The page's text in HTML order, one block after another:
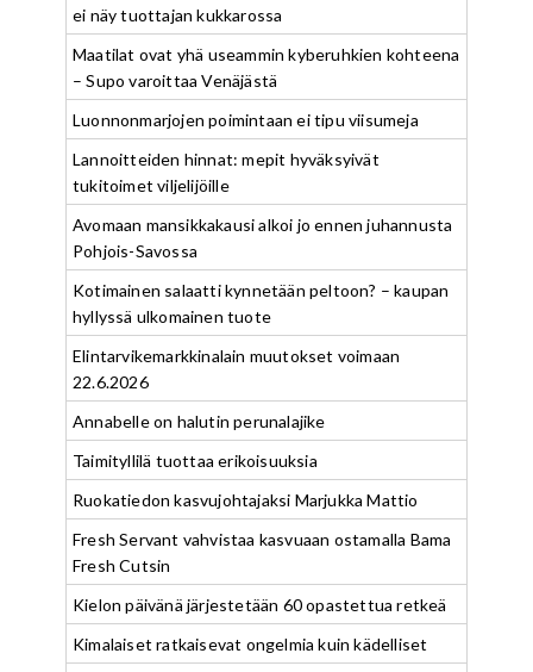
ei näy tuottajan kukkarossa
Maatilat ovat yhä useammin kyberuhkien kohteena
– Supo varoittaa Venäjästä
Luonnonmarjojen poimintaan ei tipu viisumeja
Lannoitteiden hinnat: mepit hyväksyivät
tukitoimet viljelijöille
Avomaan mansikkakausi alkoi jo ennen juhannusta
Pohjois-Savossa
Kotimainen salaatti kynnetään peltoon? – kaupan
hyllyssä ulkomainen tuote
Elintarvikemarkkinalain muutokset voimaan
22.6.2026
Annabelle on halutin perunalajike
Taimityllilä tuottaa erikoisuuksia
Ruokatiedon kasvujohtajaksi Marjukka Mattio
Fresh Servant vahvistaa kasvuaan ostamalla Bama
Fresh Cutsin
Kielon päivänä järjestetään 60 opastettua retkeä
Kimalaiset ratkaisevat ongelmia kuin kädelliset